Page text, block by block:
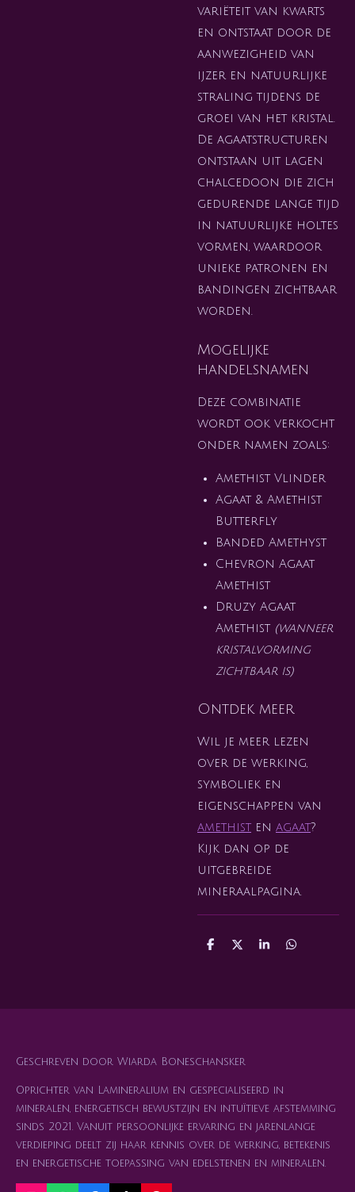
variëteit van kwarts
en ontstaat door de
aanwezigheid van
ijzer en natuurlijke
straling tijdens de
groei van het kristal.
De agaatstructuren
ontstaan uit lagen
chalcedoon die zich
gedurende lange tijd
in natuurlijke holtes
vormen, waardoor
unieke patronen en
bandingen zichtbaar
worden.
Mogelijke
handelsnamen
Deze combinatie
wordt ook verkocht
onder namen zoals:
Amethist Vlinder
Agaat & Amethist
Butterfly
Banded Amethyst
Chevron Agaat
Amethist
Druzy Agaat
Amethist (wanneer
kristalvorming
zichtbaar is)
Ontdek meer
Wil je meer lezen
over de werking,
symboliek en
eigenschappen van
amethist en agaat?
Kijk dan op de
uitgebreide
mineraalpagina.
D
D
S
D
Geschreven door Wiarda Boneschansker
Oprichter van Lamineralium en gespecialiseerd in
mineralen, energetisch bewustzijn en intuïtieve afstemming
sinds 2021. Vanuit persoonlijke ervaring en jarenlange
verdieping deelt zij haar kennis over de werking, betekenis
en energetische toepassing van edelstenen en mineralen.